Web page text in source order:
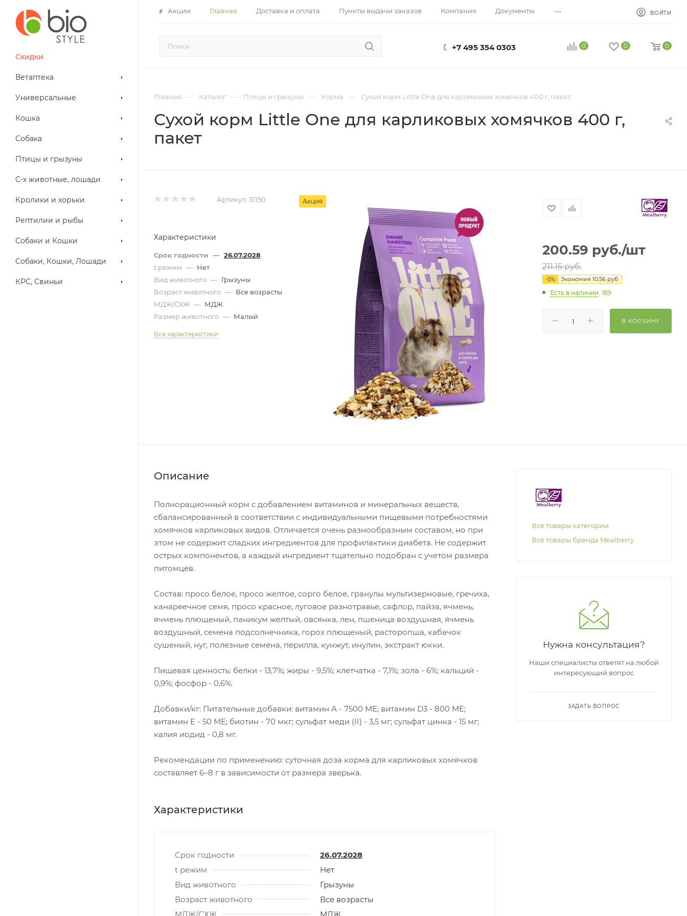
Акции Главная Доставка и оплата Пункты выдачи заказов Компания Документы ... ВОЙТИ
+7 495 354 0303 0 0 0
Скидки
Ветаптека
Универсальные
Кошка
Собака
Птицы и грызуны
С-х животные, лошади
Кролики и хорьки
Рептилии и рыбы
Собаки и Кошки
Собаки, Кошки, Лошади
КРС, Свиньи
Главная — Каталог — Птицы и грызуны — Корма — Сухой корм Little One для карликовых хомячков 400 г, пакет
Сухой корм Little One для карликовых хомячков 400 г,
пакет
Акция
Артикул: 31150
Характеристики
Срок годности — 26.07.2028
t режим — Нет
Вид животного — Грызуны
Возраст животного — Все возрасты
МДЖ/СХЖ — МДЖ
Размер животного — Малый
Все характеристики
200.59 руб./шт
211.15руб.
-5% Экономия 10.56руб.
Есть в наличии: 169
В КОРЗИНУ
Описание
Полнорационный корм с добавлением витаминов и минеральных веществ,
сбалансированный в соответствии с индивидуальными пищевыми потребностями
хомячков карликовых видов. Отличается очень разнообразным составом, но при
этом не содержит сладких ингредиентов для профилактики диабета. Не содержит
острых компонентов, а каждый ингредиент тщательно подобран с учетом размера
питомцев.
Состав: просо белое, просо желтое, сорго белое, гранулы мультизерновые, гречиха,
канареечное семя, просо красное, луговое разнотравье, сафлор, пайза, ячмень,
ячмень плющеный, паникум желтый, овсянка, лен, пшеница воздушная, ячмень
воздушный, семена подсолнечника, горох плющеный, расторопша, кабачок
сушеный, нуг, полезные семена, перилла, кунжут, инулин, экстракт юкки.
Пищевая ценность: белки - 13,7%; жиры - 9,5%; клетчатка - 7,1%; зола - 6%; кальций -
0,9%; фосфор - 0,6%.
Добавки/кг: Питательные добавки: витамин А - 7500 МЕ; витамин D3 - 800 МЕ;
витамин Е - 50 МЕ; биотин - 70 мкг; сульфат меди (II) - 3,5 мг; сульфат цинка - 15 мг;
калия иодид - 0,8 мг.
Рекомендации по применению: cуточная доза корма для карликовых хомячков
составляет 6–8 г в зависимости от размера зверька.
Характеристики
Срок годности
26.07.2028
t режим
Нет
Вид животного
Грызуны
Возраст животного
Все возрасты
Все товары категории
Все товары бренда Mealberry
Нужна консультация?
Наши специалисты ответят на любой
интересующий вопрос
ЗАДАТЬ ВОПРОС